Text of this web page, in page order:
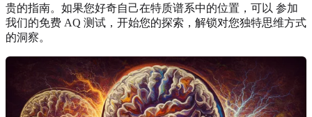
贵的指南。如果您好奇自己在特质谱系中的位置，可以 参加
我们的免费 AQ 测试 ，开始您的探索，解锁对您独特思维方式
的洞察。